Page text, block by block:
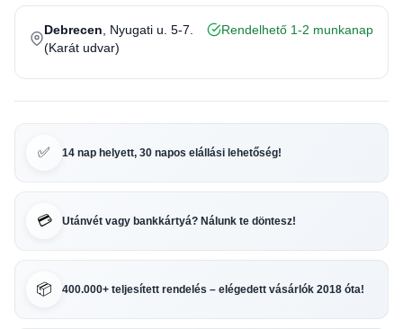
Debrecen , Nyugati u. 5-7.
(Karát udvar)
Rendelhető 1-2 munkanap
✅ 14 nap helyett, 30 napos elállási lehetőség!
💳 Utánvét vagy bankkártyá? Nálunk te döntesz!
📦 400.000+ teljesített rendelés – elégedett vásárlók 2018 óta!